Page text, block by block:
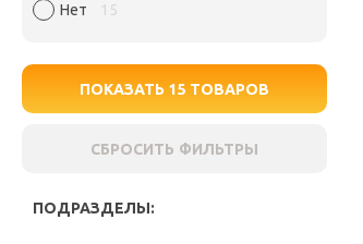
Нет
15
ПОКАЗАТЬ 15 ТОВАРОВ
СБРОСИТЬ ФИЛЬТРЫ
ПОДРАЗДЕЛЫ: